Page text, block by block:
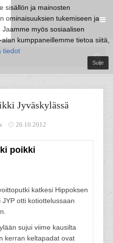
sisällön ja mainosten
ominaisuuksien tukemiseen ja
myös sosiaalisen
kumppaneillemme tietoa siitä,
tiedot
Sulje
Jyväskylässä
26.10.2012
poikki
katkesi Hippoksen
otti kotiottelussaan
sujui viime kausilta
kerran keltapadat ovat